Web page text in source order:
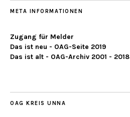
META INFORMATIONEN
Zugang für Melder
Das ist neu - OAG-Seite 2019
Das ist alt - OAG-Archiv 2001 - 2018
OAG KREIS UNNA